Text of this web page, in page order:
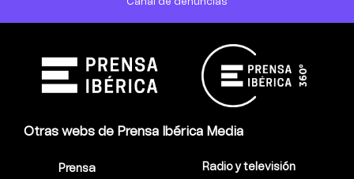
Canal de denuncias
Otras webs de Prensa Ibérica Media
Prensa Radio y televisión